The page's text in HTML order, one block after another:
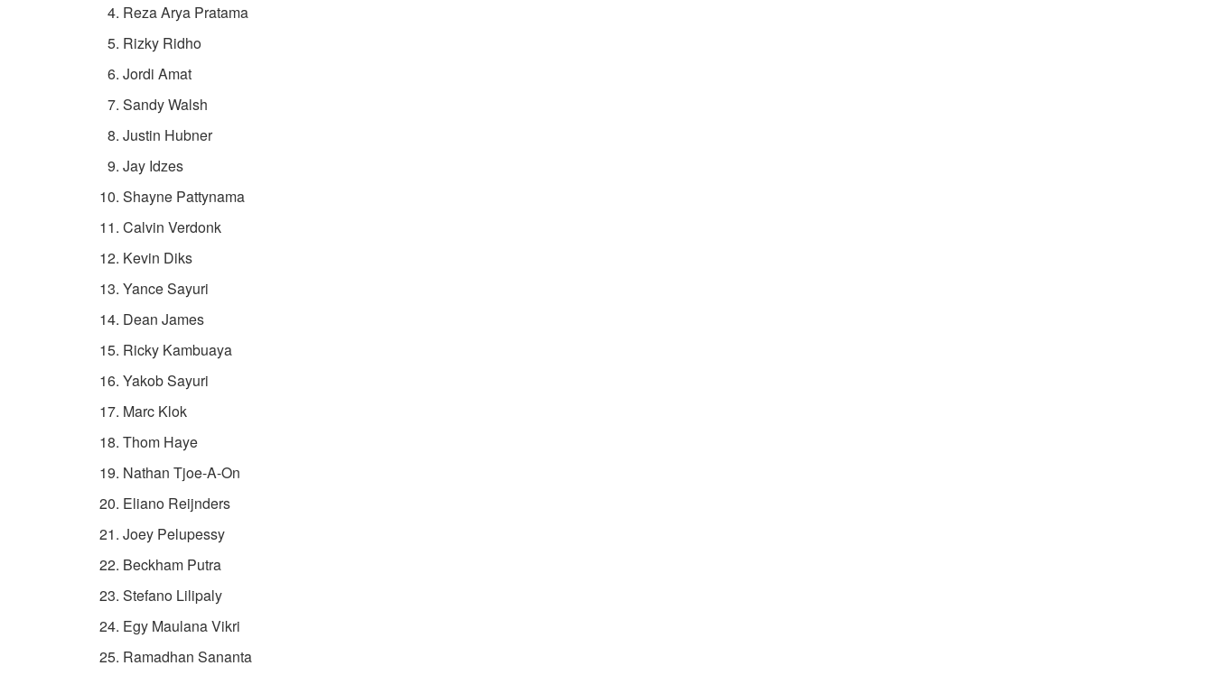
Reza Arya Pratama
Rizky Ridho
Jordi Amat
Sandy Walsh
Justin Hubner
Jay Idzes
Shayne Pattynama
Calvin Verdonk
Kevin Diks
Yance Sayuri
Dean James
Ricky Kambuaya
Yakob Sayuri
Marc Klok
Thom Haye
Nathan Tjoe-A-On
Eliano Reijnders
Joey Pelupessy
Beckham Putra
Stefano Lilipaly
Egy Maulana Vikri
Ramadhan Sananta